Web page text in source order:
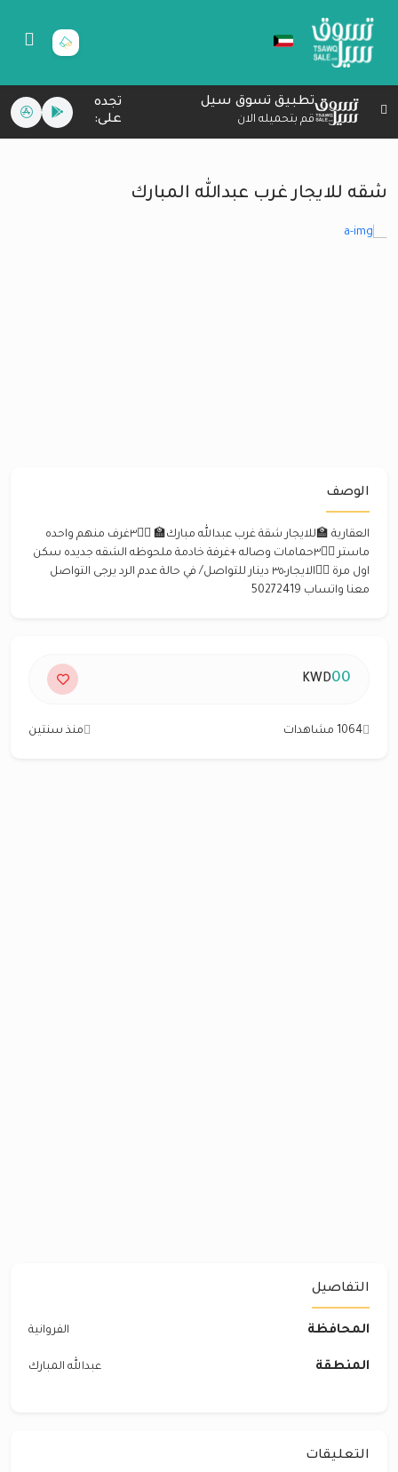
تطبيق تسوق سيل
قم بتحميله الان
تجده
على:
شقه للايجار غرب عبدالله المبارك
الوصف
العقارية 🏫للايجار شقة غرب عبدالله مبارك🏫 ✍🏻٣غرف منهم واحده
ماستر ✍🏻٣حمامات وصاله +غرفة خادمة ملحوظه الشقه جديده سكن
اول مرة ✍🏻الايجار٣٥٠ دينار للتواصل/ في حالة عدم الرد يرجى التواصل
معنا واتساب 50272419
00
KWD
1064 مشاهدات منذ سنتين
التفاصيل
المحافظة الفروانية
المنطقة عبدالله المبارك
التعليقات